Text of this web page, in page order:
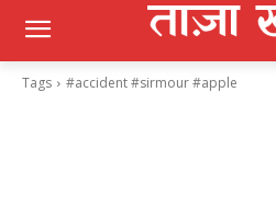
Tags #accident #sirmour #apple